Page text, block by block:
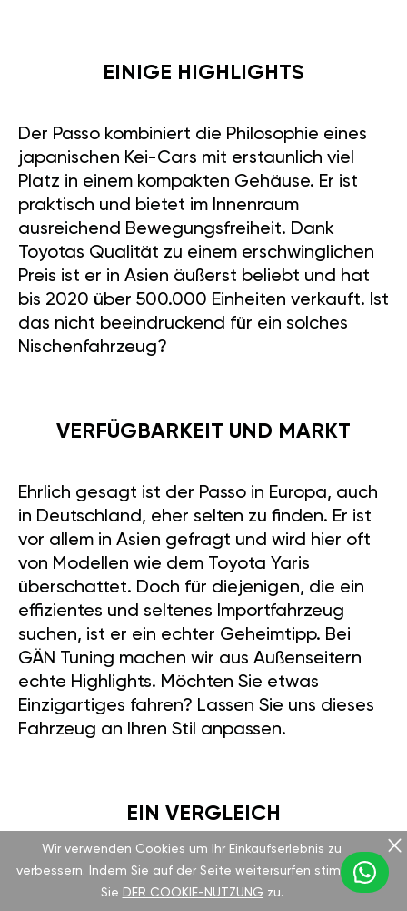
EINIGE HIGHLIGHTS
Der Passo kombiniert die Philosophie eines
japanischen Kei-Cars mit erstaunlich viel
Platz in einem kompakten Gehäuse. Er ist
praktisch und bietet im Innenraum
ausreichend Bewegungsfreiheit. Dank
Toyotas Qualität zu einem erschwinglichen
Preis ist er in Asien äußerst beliebt und hat
bis 2020 über 500.000 Einheiten verkauft. Ist
das nicht beeindruckend für ein solches
Nischenfahrzeug?
VERFÜGBARKEIT UND MARKT
Ehrlich gesagt ist der Passo in Europa, auch
in Deutschland, eher selten zu finden. Er ist
vor allem in Asien gefragt und wird hier oft
von Modellen wie dem Toyota Yaris
überschattet. Doch für diejenigen, die ein
effizientes und seltenes Importfahrzeug
suchen, ist er ein echter Geheimtipp. Bei
GÄN Tuning machen wir aus Außenseitern
echte Highlights. Möchten Sie etwas
Einzigartiges fahren? Lassen Sie uns dieses
Fahrzeug an Ihren Stil anpassen.
EIN VERGLEICH
Vergleichen wir den Passo mit dem VW Up!
1.0 MPI mit 60 PS. Der Up! hat etwas weniger
Wir verwenden Cookies um Ihr Einkaufserlebnis zu
verbessern. Indem Sie auf der Seite weitersurfen stimmen
Sie DER COOKIE-NUTZUNG zu.